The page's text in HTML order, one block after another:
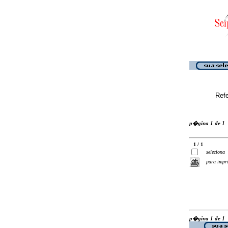
p�gina 1 de 1
1 / 1
seleciona
para
p�gina 1 de 1